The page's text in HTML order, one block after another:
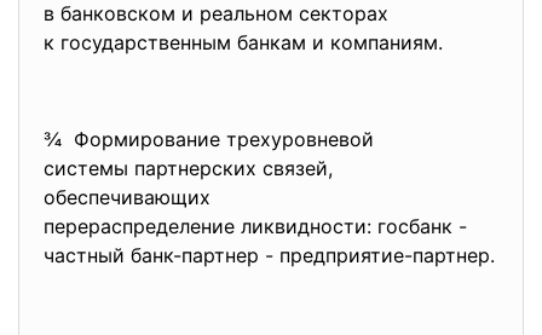
в банковском и реальном секторах
к государственным банкам и компаниям.
¾ Формирование трехуровневой
системы партнерских связей,
обеспечивающих
перераспределение ликвидности: госбанк -
частный банк-партнер - предприятие-партнер.